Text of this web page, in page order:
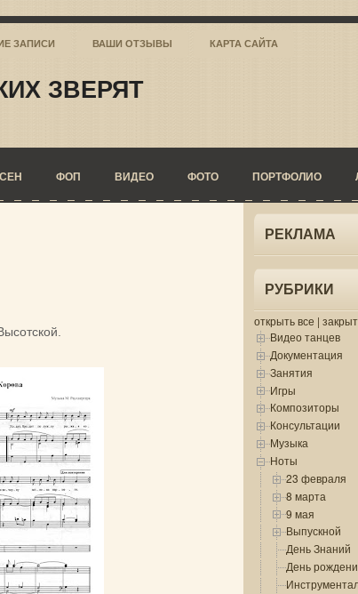
ЗАПИСИ ВАШИ ОТЗЫВЫ КАРТА САЙТА
ЗВЕРЯТ
ФОП ВИДЕО ФОТО ПОРТФОЛИО
РЕКЛАМА
РУБРИКИ
открыть все |
Видео танцев
Документация
Занятия
Игры
Композиторы
Консультации
Музыка
Ноты
23 февраля
8 марта
9 мая
Выпускной
День Знаний
День